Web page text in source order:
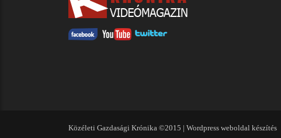
Közéleti Gazdasági Krónika ©2015 | Wordpress weboldal készítés